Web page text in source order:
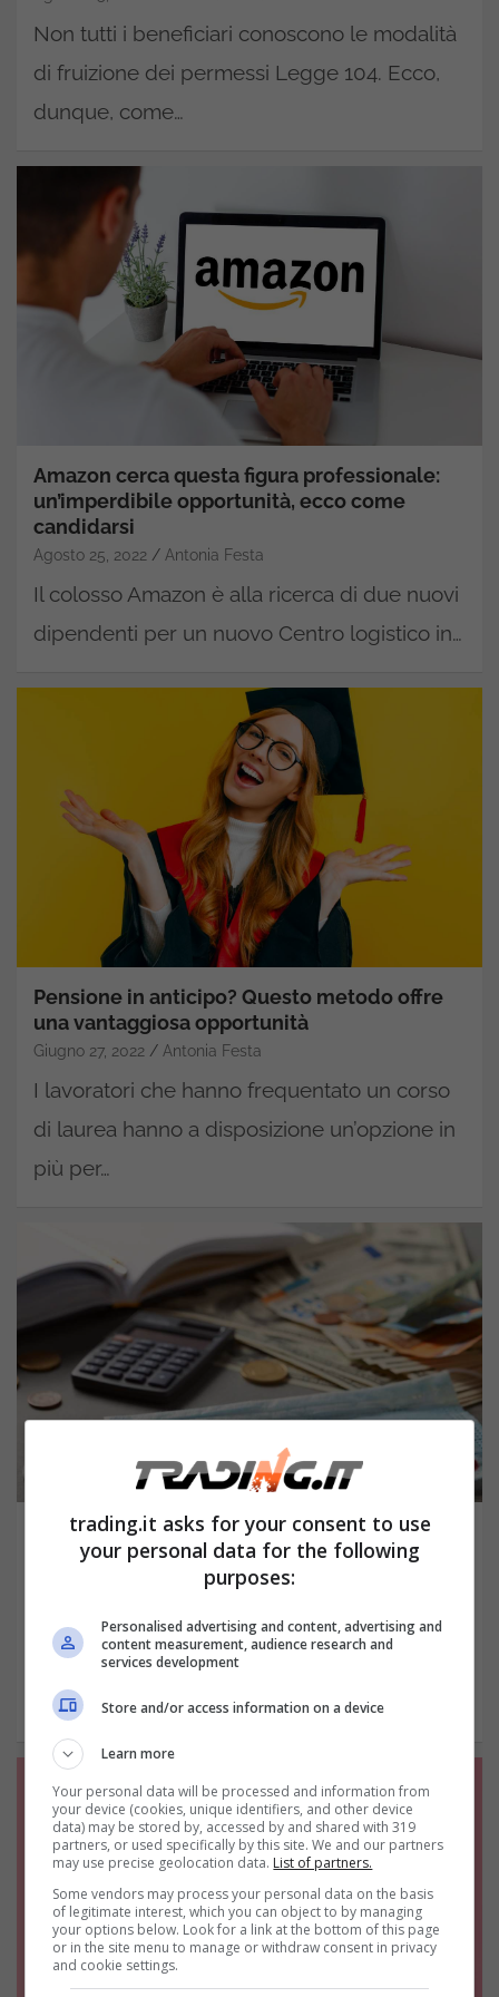
Non tutti i beneficiari conoscono le modalità
di fruizione dei permessi Legge 104. Ecco,
dunque, come…
Amazon cerca questa figura professionale:
un’imperdibile opportunità, ecco come
candidarsi
Agosto 25, 2022 Antonia Festa
Il colosso Amazon è alla ricerca di due nuovi
dipendenti per un nuovo Centro logistico in…
Pensione in anticipo? Questo metodo offre
una vantaggiosa opportunità
Giugno 27, 2022 Antonia Festa
I lavoratori che hanno frequentato un corso
di laurea hanno a disposizione un’opzione in
più per…
Aiuti di Stato Covid: è importante conoscere
le scadenze per evitare pericolose sanzioni
Antonia Festa
È fondamentale conoscere le date di
scadenza per la trasmissione
dell’autodichiarazione Aiuti di Stato Covid e…
trading.it asks for your consent to use
your personal data for the following
purposes:
Personalised advertising and content, advertising and
content measurement, audience research and
services development
Store and/or access information on a device
Learn more
Your personal data will be processed and information from
your device (cookies, unique identifiers, and other device
data) may be stored by, accessed by and shared with 319
partners, or used specifically by this site. We and our partners
may use precise geolocation data. List of partners.
Some vendors may process your personal data on the basis
of legitimate interest, which you can object to by managing
your options below. Look for a link at the bottom of this page
or in the site menu to manage or withdraw consent in privacy
and cookie settings.